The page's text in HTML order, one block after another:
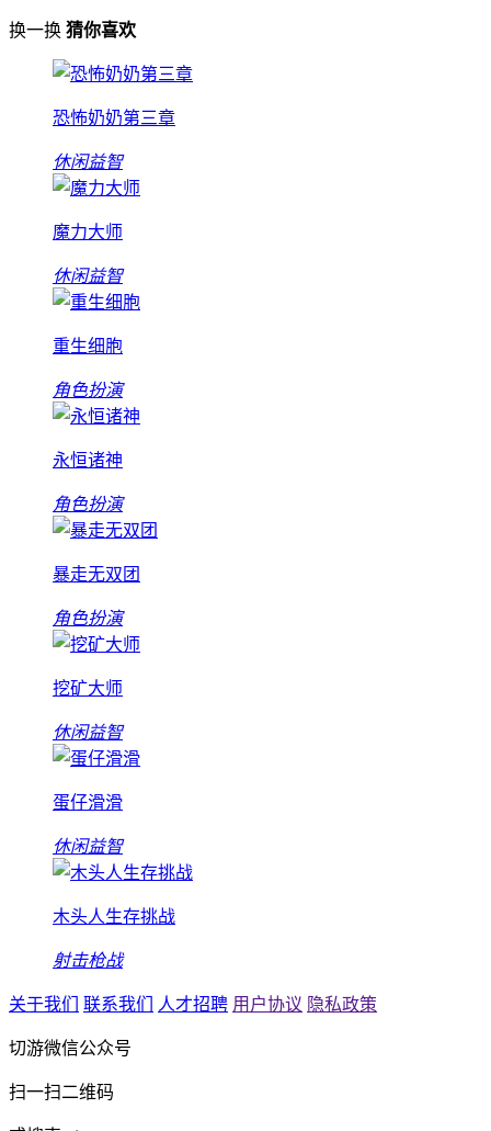
换一换 猜你喜欢
恐怖奶奶第三章
休闲益智
魔力大师
休闲益智
重生细胞
角色扮演
永恒诸神
角色扮演
暴走无双团
角色扮演
挖矿大师
休闲益智
蛋仔滑滑
休闲益智
木头人生存挑战
射击枪战
关于我们 联系我们 人才招聘 用户协议 隐私政策
切游微信公众号
扫一扫二维码